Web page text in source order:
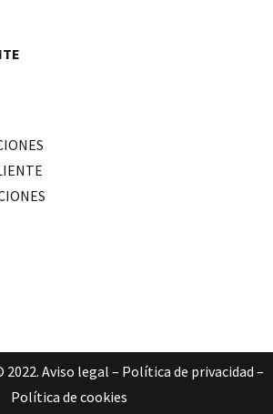
2022. Aviso legal – Política de privacidad –
Política de cookies